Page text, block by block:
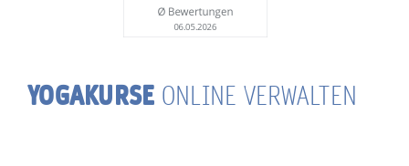
YOGAKURSE ONLINE VERWALTEN